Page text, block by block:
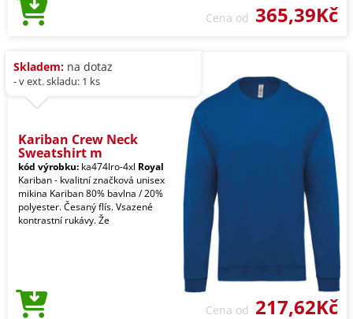
Cena od 365,39Kč
Skladem: na dotaz
- v ext. skladu: 1 ks
Kariban Crew Neck
Sweatshirt m
kód výrobku: ka474lro-4xl Royal
Kariban - kvalitní značková unisex
mikina Kariban 80% bavlna / 20%
polyester. Česaný flís. Vsazené
kontrastní rukávy. Že
Cena od 217,62Kč